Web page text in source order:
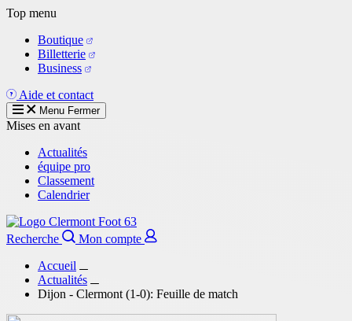
Aller
contenu
principal
Top menu
Boutique
Billetterie
Business
Aide et contact
Menu Fermer
Mises en avant
Actualités
équipe pro
Classement
Calendrier
Recherche
Mon compte
Accueil
Actualités
Dijon - Clermont (1-0): Feuille de match